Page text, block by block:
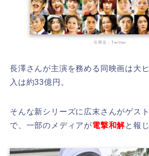
引用元：Twitter
長澤さんが主演を務める同映画は大
入は約33億円。
そんな新シリーズに広末さんがゲス
で、 一部のメディアが電撃和解と報